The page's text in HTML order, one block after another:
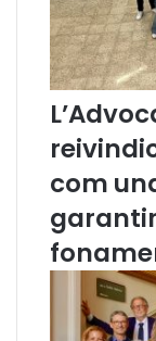
a
a
s
d
e
t
n
g
u
t
com